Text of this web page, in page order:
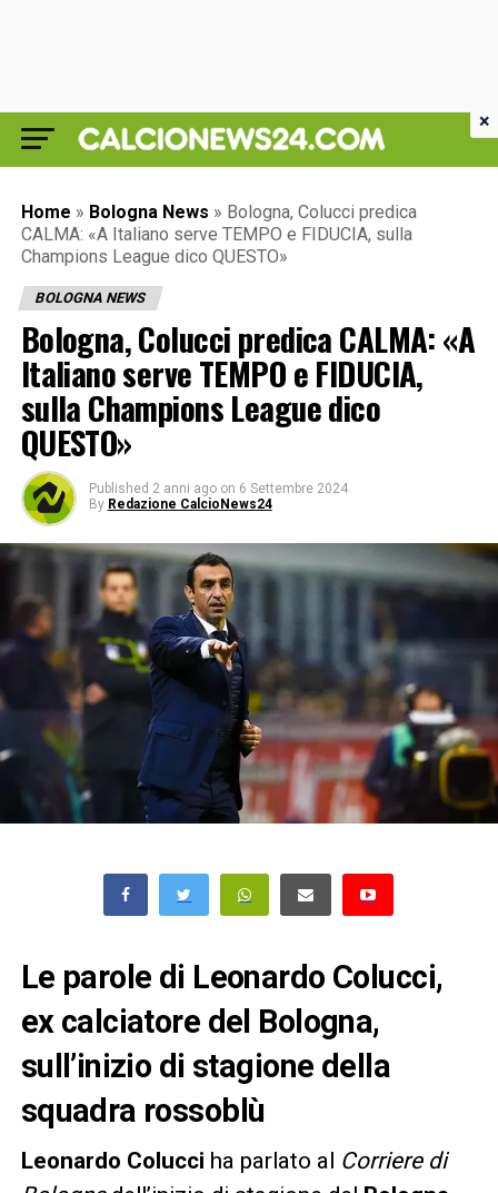
Home » Bologna News » Bologna, Colucci predica
CALMA: «A Italiano serve TEMPO e FIDUCIA, sulla
Champions League dico QUESTO»
BOLOGNA NEWS
Bologna, Colucci predica CALMA: «A
Italiano serve TEMPO e FIDUCIA,
sulla Champions League dico
QUESTO»
Published 2 anni ago on 6 Settembre 2024
By Redazione CalcioNews24
Le parole di Leonardo Colucci,
ex calciatore del Bologna,
sull’inizio di stagione della
squadra rossoblù
Leonardo Colucci ha parlato al Corriere di
×